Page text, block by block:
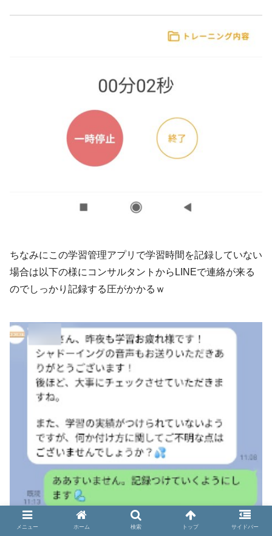
ちなみにこの学習管理アプリで学習時間を記録していない
場合は以下の様にコンサルタントからLINEで連絡が来る
のでしっかり記録する圧がかかるｗ
メニュー ホーム 検索 トップ サイドバー